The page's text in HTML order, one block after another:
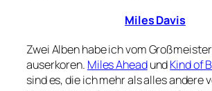
Miles Davis
Zwei Alben habe ich vom
auserkoren. Miles AheadundKind of
sind es, die ich mehr als alles andere